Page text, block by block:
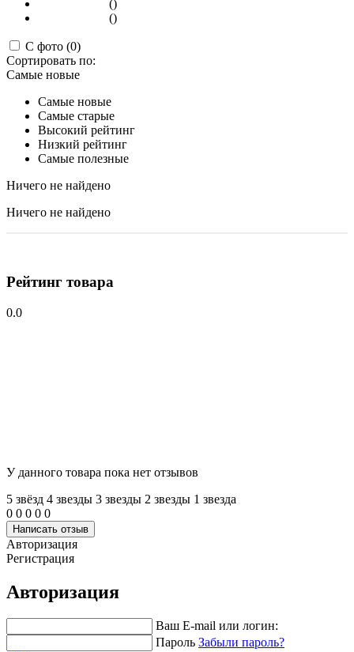
()
()
С фото (0)
Сортировать по:
Самые новые
Самые новые
Самые старые
Высокий рейтинг
Низкий рейтинг
Самые полезные
Ничего не найдено
Ничего не найдено
Рейтинг товара
0.0
У данного товара пока нет отзывов
5 звёзд 4 звeзды 3 звeзды 2 звeзды 1 звeзда
0 0 0 0 0
Написать отзыв
Авторизация
Регистрация
Авторизация
Ваш E-mail или логин:
Пароль Забыли пароль?